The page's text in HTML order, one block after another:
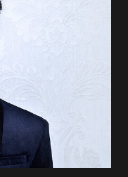
cordes originaire du
Bangoura nous
célébrer le
un conte au coin
propose, plus qu'un
cirque Kalabante
et sont présentés